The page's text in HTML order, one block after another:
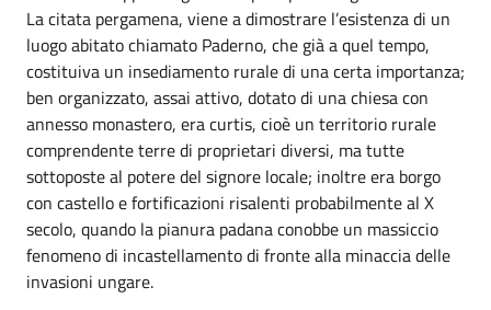
La citata pergamena, viene a dimostrare l’esistenza di un
luogo abitato chiamato Paderno, che già a quel tempo,
costituiva un insediamento rurale di una certa importanza;
ben organizzato, assai attivo, dotato di una chiesa con
annesso monastero, era curtis, cioè un territorio rurale
comprendente terre di proprietari diversi, ma tutte
sottoposte al potere del signore locale; inoltre era borgo
con castello e fortificazioni risalenti probabilmente al X
secolo, quando la pianura padana conobbe un massiccio
fenomeno di incastellamento di fronte alla minaccia delle
invasioni ungare.